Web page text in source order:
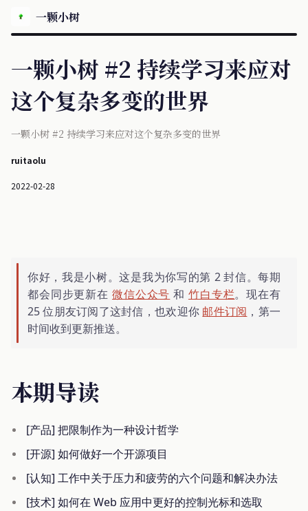
一颗小树
一颗小树 #2 持续学习来应对
这个复杂多变的世界
一颗小树 #2 持续学习来应对这个复杂多变的世界
ruitaolu
2022-02-28
你好，我是小树。这是我为你写的第 2 封信。每期
都会同步更新在 微信公众号 和 竹白专栏。现在有
25 位朋友订阅了这封信，也欢迎你 邮件订阅 ，第一
时间收到更新推送。
本期导读
[产品] 把限制作为一种设计哲学
[开源] 如何做好一个开源项目
[认知] 工作中关于压力和疲劳的六个问题和解决办法
[技术] 如何在 Web 应用中更好的控制光标和选取